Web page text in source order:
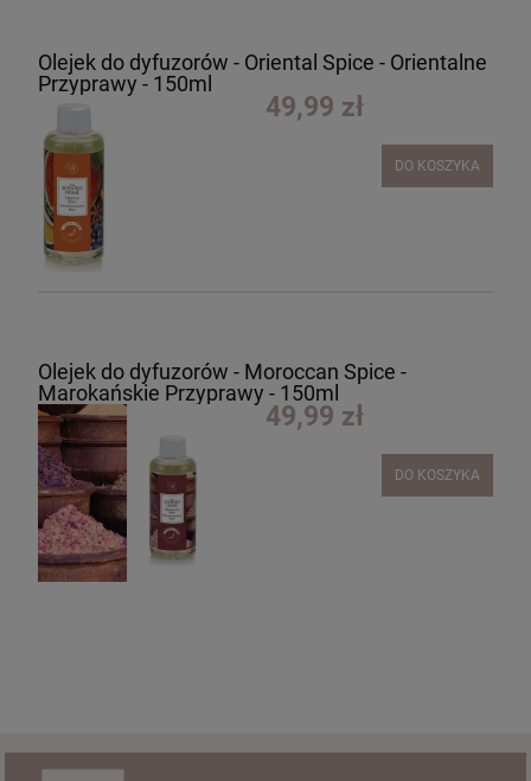
Olejek do dyfuzorów - Oriental Spice - Orientalne
Przyprawy - 150ml
49,99 zł
DO KOSZYKA
Olejek do dyfuzorów - Moroccan Spice -
Marokańskie Przyprawy - 150ml
49,99 zł
DO KOSZYKA